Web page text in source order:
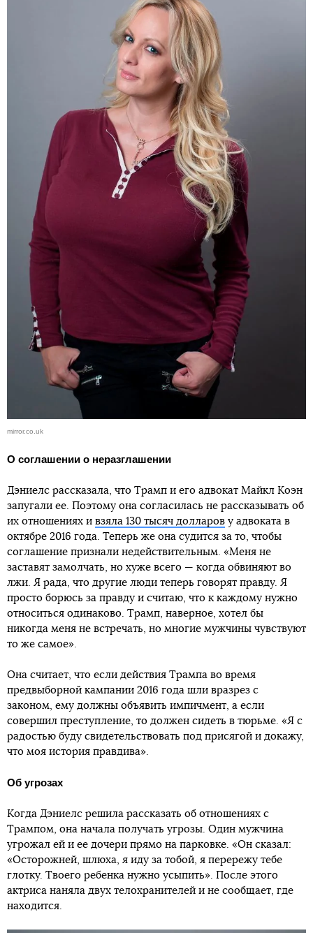
mirror.co.uk
О соглашении о неразглашении
Дэниелс рассказала, что Трамп и его адвокат Майкл Коэн
запугали ее. Поэтому она согласилась не рассказывать об
их отношениях и взяла 130 тысяч долларов у адвоката в
октябре 2016 года. Теперь же она судится за то, чтобы
соглашение признали недействительным. «Меня не
заставят замолчать, но хуже всего — когда обвиняют во
лжи. Я рада, что другие люди теперь говорят правду. Я
просто борюсь за правду и считаю, что к каждому нужно
относиться одинаково. Трамп, наверное, хотел бы
никогда меня не встречать, но многие мужчины чувствуют
то же самое».
Она считает, что если действия Трампа во время
предвыборной кампании 2016 года шли вразрез с
законом, ему должны объявить импичмент, а если
совершил преступление, то должен сидеть в тюрьме. «Я с
радостью буду свидетельствовать под присягой и докажу,
что моя история правдива».
Об угрозах
Когда Дэниелс решила рассказать об отношениях с
Трампом, она начала получать угрозы. Один мужчина
угрожал ей и ее дочери прямо на парковке. «Он сказал:
«Осторожней, шлюха, я иду за тобой, я перережу тебе
глотку. Твоего ребенка нужно усыпить». После этого
актриса наняла двух телохранителей и не сообщает, где
находится.